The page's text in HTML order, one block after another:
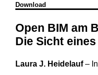
Download
Open BIM am
Die Sicht
Laura J. Heidelauf–